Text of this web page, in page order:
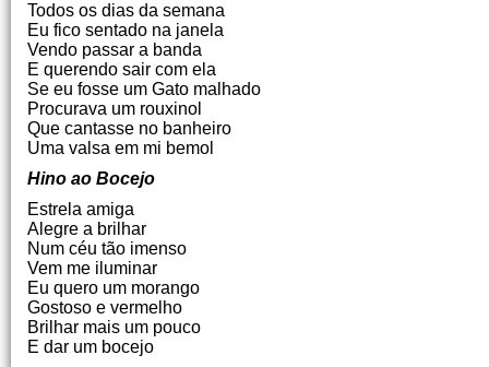
Todos os dias da semana
Eu fico sentado na janela
Vendo passar a banda
E querendo sair com ela
Se eu fosse um Gato malhado
Procurava um rouxinol
Que cantasse no banheiro
Uma valsa em mi bemol
Hino ao Bocejo
Estrela amiga
Alegre a brilhar
Num céu tão imenso
Vem me iluminar
Eu quero um morango
Gostoso e vermelho
Brilhar mais um pouco
E dar um bocejo